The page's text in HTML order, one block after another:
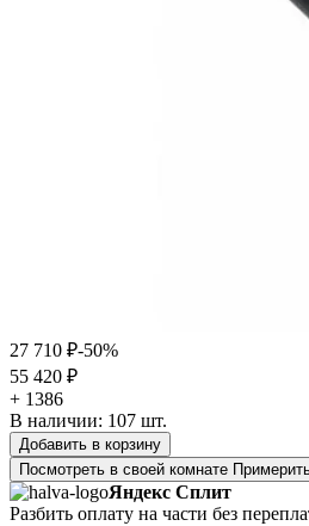
27 710 ₽-50%
55 420 ₽
+ 1386
В наличии: 107 шт.
Добавить в корзину
Посмотреть в своей комнате
Яндекс Сплит
Разбить оплату на части без